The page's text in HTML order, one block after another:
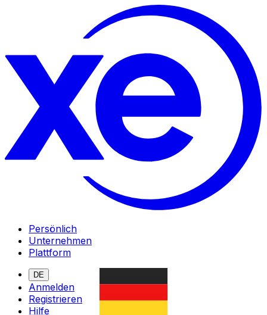
Persönlich
Unternehmen
Plattform
DE
Anmelden
Registrieren
Hilfe